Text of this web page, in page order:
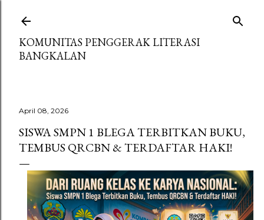
KOMUNITAS PENGGERAK LITERASI
BANGKALAN
April 08, 2026
SISWA SMPN 1 BLEGA TERBITKAN BUKU,
TEMBUS QRCBN & TERDAFTAR HAKI!